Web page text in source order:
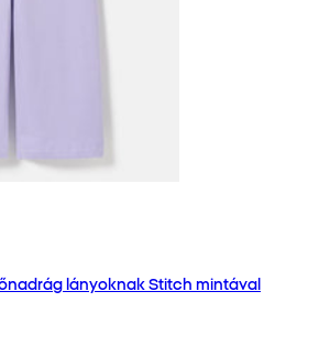
lányoknak Stitch mintával